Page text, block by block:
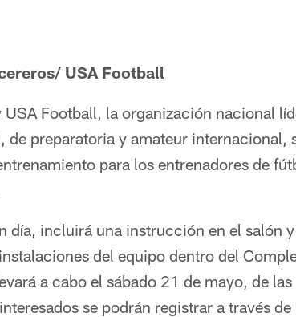
USA Football
Football, la organización nacional
preparatoria y amateur internacional,
para los entrenadores de
día, incluirá una instrucción en el salón y
del equipo dentro del
a cabo el sábado 21 de mayo, de
se podrán registrar a través